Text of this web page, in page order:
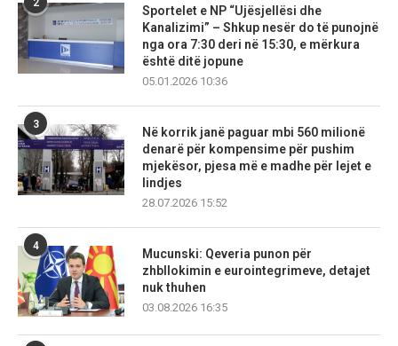
2
Sportelet e NP “Ujësjellësi dhe
Kanalizimi” – Shkup nesër do të punojnë
nga ora 7:30 deri në 15:30, e mërkura
është ditë jopune
05.01.2026 10:36
3
Në korrik janë paguar mbi 560 milionë
denarë për kompensime për pushim
mjekësor, pjesa më e madhe për lejet e
lindjes
28.07.2026 15:52
4
Mucunski: Qeveria punon për
zhbllokimin e eurointegrimeve, detajet
nuk thuhen
03.08.2026 16:35